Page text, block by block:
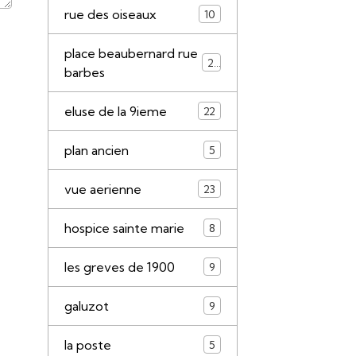
rue des oiseaux 10
place beaubernard rue
barbes
21
eluse de la 9ieme 22
plan ancien 5
vue aerienne 23
hospice sainte marie 8
les greves de 1900 9
galuzot 9
la poste 5